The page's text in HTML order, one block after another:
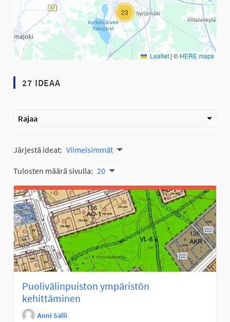
23
Leaflet | © HERE maps
27 IDEAA
Rajaa
Järjestä ideat: Viimeisimmät
Tulosten määrä sivulla: 20
Puolivälinpuiston ympäristön
kehittäminen
Anni Salli